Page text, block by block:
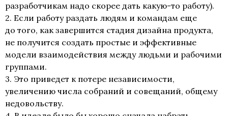
разработчикам надо скорее дать какую-то работу).
2. Если работу раздать людям и командам еще
до того, как завершится стадия дизайна продукта,
не получится создать простые и эффективные
модели взаимодействия между людьми и рабочими
группами.
3. Это приведет к потере независимости,
увеличению числа собраний и совещаний, общему
недовольству.